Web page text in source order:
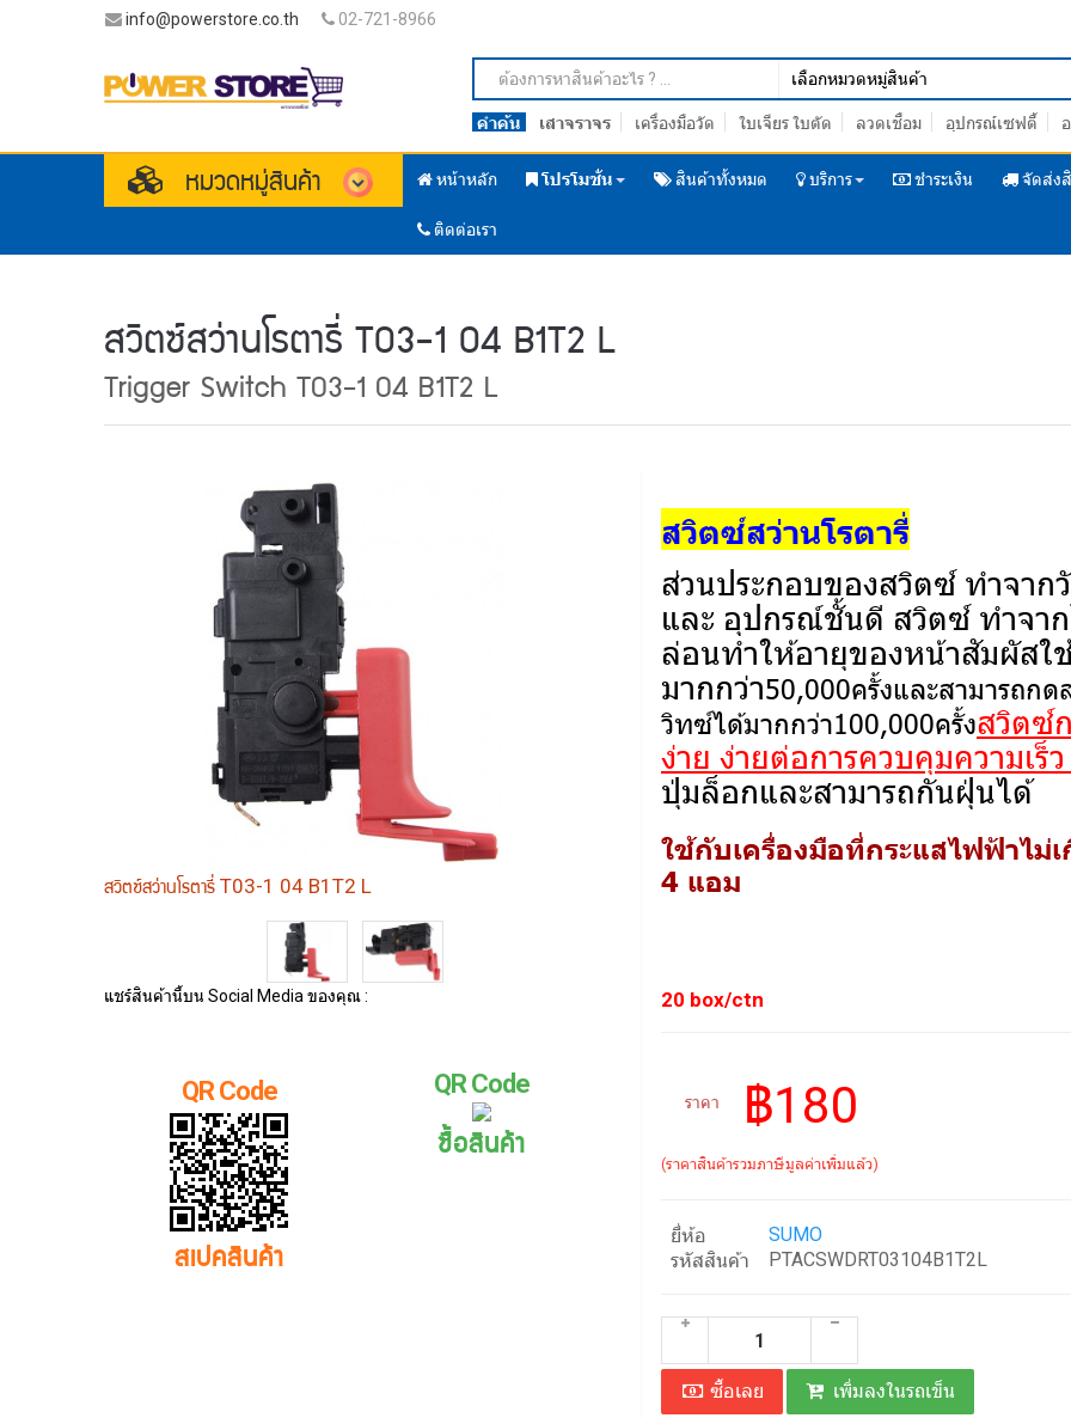
info@powerstore.co.th 02-721-8966
คำค้น เสาจราจร เครื่องมือวัด ใบเจียร ใบตัด ลวดเชื่อม อุปกรณ์เซฟตี้
หมวดหมู่สินค้า หน้าหลัก โปรโมชั่น สินค้าทั้งหมด บริการ ชำระเงิน จัดส่ง
ติดต่อเรา
สวิตซ์สว่านโรตารี่ T03-1 04 B1T2 L
Trigger Switch T03-1 04 B1T2 L
สวิตซ์สว่านโรตารี่ T03-1 04 B1T2 L
แชร์สินค้านี้บน Social Media ของคุณ :
QR Code
สเปคสินค้า
QR Code
ซื้อสินค้า
สวิตซ์สว่านโรตารี่
ส่วนประกอบของสวิตซ์ ทำจาก
และ อุปกรณ์ชั้นดี สวิตซ์ ทำจา
ล่อนทำให้อายุของหน้าสัมผัสใ
มากกว่า50,000ครั้งและสามารถกด
วิทซ์ได้มากกว่า100,000ครั้งสวิตซ์
ง่าย ง่ายต่อการควบคุมความเร็
ปุ่มล็อกและสามารถกันฝุ่นได้
ใช้กับเครื่องมือที่กระแสไฟฟ้าไม่
4 แอม
20 box/ctn
ราคา ฿180
(ราคาสินค้ารวมภาษีมูลค่าเพิ่มแล้ว)
ยี่ห้อ
SUMO
รหัสสินค้า
PTACSWDRT03104B1T2L
ซื้อเลย เพิ่มลงในรถเข็น